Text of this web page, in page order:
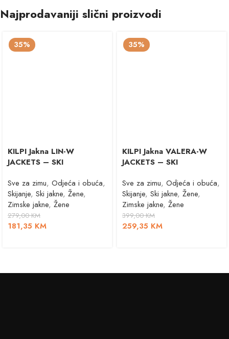
Najprodavaniji slični proizvodi
35%
KILPI Jakna LIN-W
JACKETS – SKI
Sve za zimu, Odjeća i obuća,
Skijanje, Ski jakne, Žene,
Zimske jakne, Žene
279,00KM
181,35 KM
35%
KILPI Jakna VALERA-W
JACKETS – SKI
Sve za zimu, Odjeća i obuća,
Skijanje, Ski jakne, Žene,
Zimske jakne, Žene
399,00KM
259,35 KM